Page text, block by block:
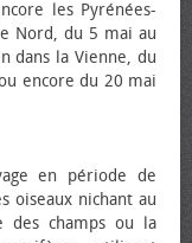
les Pyrénées-
Nord, du 5 mai au
dans la Vienne, du
encore du 20 mai
en période de
oiseaux nichant au
des champs ou la